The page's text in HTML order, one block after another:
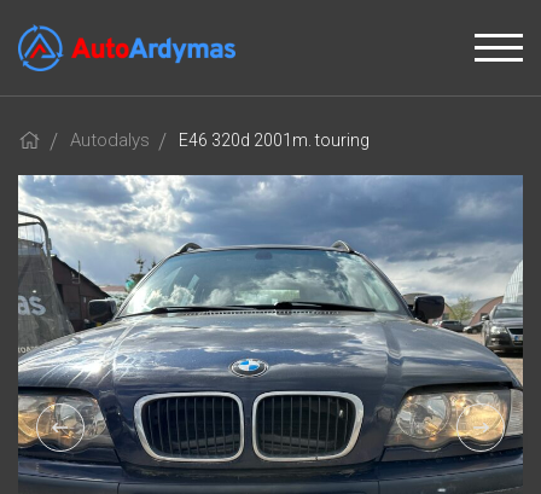
Autodalys E46 320d 2001m. touring